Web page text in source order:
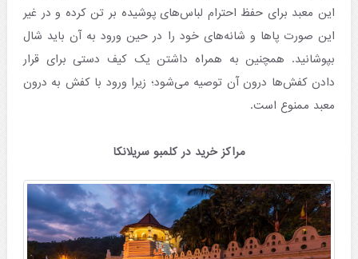
این معبد برای حفظ احترام لباس‌های پوشیده بر تن کرده و در غیر
این صورت پاها و شانه‌های خود را در حین ورود به آن باید شال
بپوشانید. همچنین به همراه داشتن یک کیف دستی برای قرار
دادن کفش‌ها درون آن توصیه می‌شود؛ زیرا ورود با کفش به درون
معبد ممنوع است.
مراکز خرید در کلمبو سریلانکا